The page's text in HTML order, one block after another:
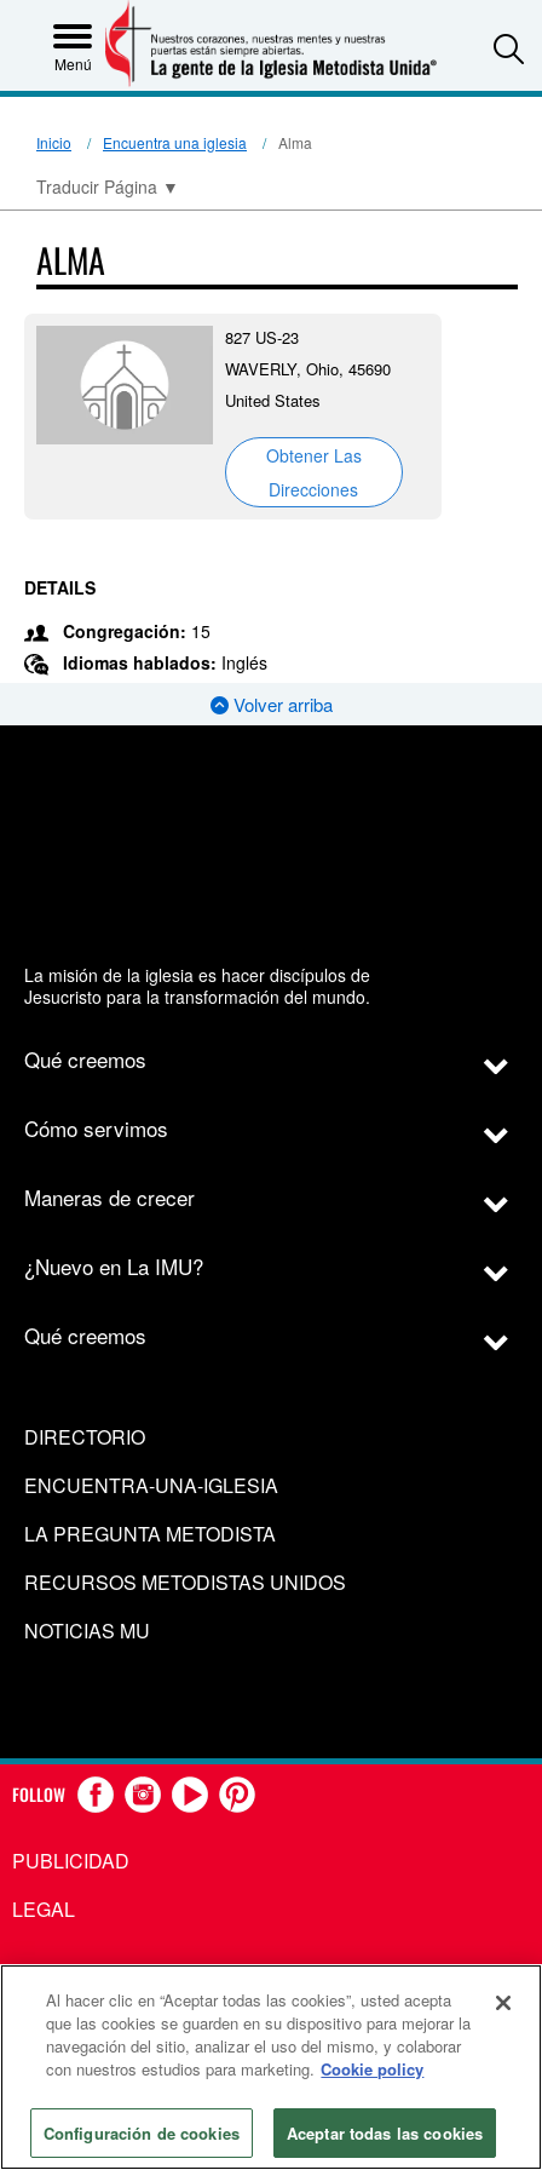
Menú
Inicio Encuentra una iglesia Alma
Traducir Página ▼
ALMA
827 US-23
WAVERLY, Ohio, 45690
United States
Obtener Las
Direcciones
DETAILS
Congregación: 15
Idiomas hablados: Inglés
Volver arriba
La misión de la iglesia es hacer discípulos de
Jesucristo para la transformación del mundo.
Qué creemos
Cómo servimos
Maneras de crecer
¿Nuevo en La IMU?
Qué creemos
DIRECTORIO
ENCUENTRA-UNA-IGLESIA
LA PREGUNTA METODISTA
RECURSOS METODISTAS UNIDOS
NOTICIAS MU
FOLLOW
PUBLICIDAD
LEGAL
Comunicaciones Metodistas Unidas es una agencia de la
Iglesia Metodista Unida
©2026Comunicaciones Metodistas Unidas. Reservados
todos los derechos
Al hacer clic en “Aceptar todas las cookies”, usted acepta
que las cookies se guarden en su dispositivo para mejorar la
navegación del sitio, analizar el uso del mismo, y colaborar
con nuestros estudios para marketing. Cookie policy
Configuración de cookies Aceptar todas las cookies